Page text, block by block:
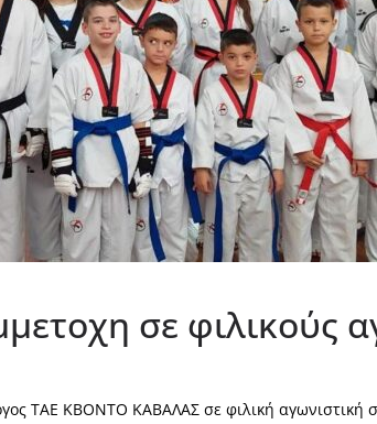
σε φιλικούς
ΤΑΕ ΚΒΟΝΤΟ ΚΑΒΑΛΑΣ σε φιλική αγωνιστική